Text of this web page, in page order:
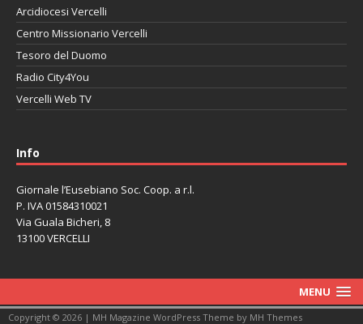
Arcidiocesi Vercelli
Centro Missionario Vercelli
Tesoro del Duomo
Radio City4You
Vercelli Web TV
Info
Giornale l’Eusebiano Soc. Coop. a r.l.
P. IVA 01584310021
Via Guala Bicheri, 8
13100 VERCELLI
MENU
Copyright © 2026 | MH Magazine WordPress Theme by MH Themes